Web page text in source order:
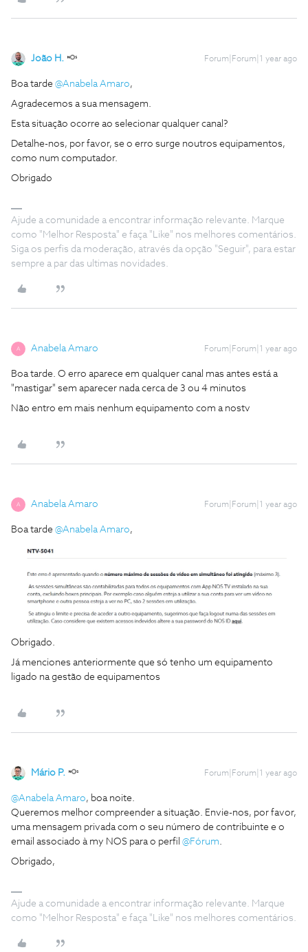
João H. Forum|Forum|1 year ago
Boa tarde ​ @Anabela Amaro,
Agradecemos a sua mensagem.
Esta situação ocorre ao selecionar qualquer canal?
Detalhe-nos, por favor, se o erro surge noutros equipamentos,
como num computador.
Obrigado
Ajude a comunidade a encontrar informação relevante. Marque
como "Melhor Resposta" e faça "Like" nos melhores comentários.
Siga os perfis da moderação, através da opção "Seguir", para estar
sempre a par das ultimas novidades.
A Anabela Amaro Forum|Forum|1 year ago
Boa tarde. O erro aparece em qualquer canal mas antes está a
"mastigar" sem aparecer nada cerca de 3 ou 4 minutos
Não entro em mais nenhum equipamento com a nostv
A Anabela Amaro Forum|Forum|1 year ago
Boa tarde ​ @Anabela Amaro,
Obrigado.
Já menciones anteriormente que só tenho um equipamento
ligado na gestão de equipamentos
Mário P. Forum|Forum|1 year ago
@Anabela Amaro, boa noite.
Queremos melhor compreender a situação. Envie-nos, por favor,
uma mensagem privada com o seu número de contribuinte e o
email associado à my NOS para o perfil ​ @Fórum.
Obrigado,
Ajude a comunidade a encontrar informação relevante. Marque
como "Melhor Resposta" e faça "Like" nos melhores comentários.